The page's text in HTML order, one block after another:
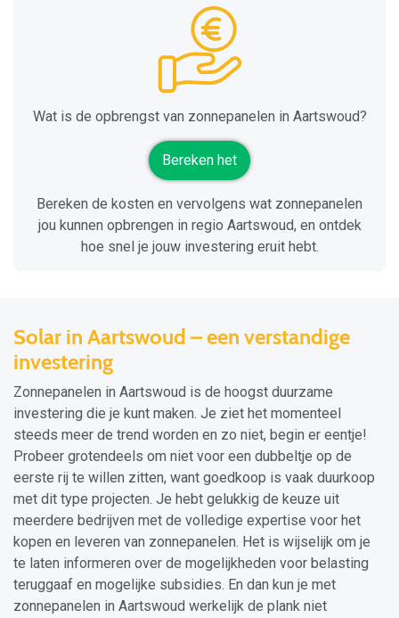
Wat is de opbrengst van zonnepanelen in Aartswoud?
Bereken het
Bereken de kosten en vervolgens wat zonnepanelen
jou kunnen opbrengen in regio Aartswoud, en ontdek
hoe snel je jouw investering eruit hebt.
Solar in Aartswoud – een verstandige
investering
Zonnepanelen in Aartswoud is de hoogst duurzame
investering die je kunt maken. Je ziet het momenteel
steeds meer de trend worden en zo niet, begin er eentje!
Probeer grotendeels om niet voor een dubbeltje op de
eerste rij te willen zitten, want goedkoop is vaak duurkoop
met dit type projecten. Je hebt gelukkig de keuze uit
meerdere bedrijven met de volledige expertise voor het
kopen en leveren van zonnepanelen. Het is wijselijk om je
te laten informeren over de mogelijkheden voor belasting
teruggaaf en mogelijke subsidies. En dan kun je met
zonnepanelen in Aartswoud werkelijk de plank niet